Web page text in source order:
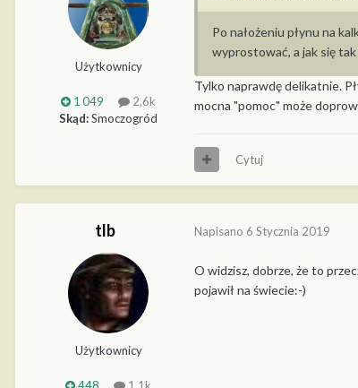
Użytkownicy
1 049
2,6k
Skąd:Smoczogród
Po nałożeniu płynu na
wyprostować, a jak się
Tylko naprawdę delikatnie.
mocna "pomoc" może
Cytuj
tlb
Użytkownicy
448
1,1k
Napisano 6 Stycznia 2019
O widzisz, dobrze, że to
pojawił na świecie:-)